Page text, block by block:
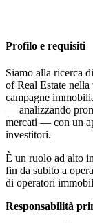
Profilo e requisiti
Siamo alla ricerca
of Real Estate
campagne
— analizzando
mercati — con un
investitori.
È un ruolo ad alto
fin da subito a
di operatori
Responsabilità